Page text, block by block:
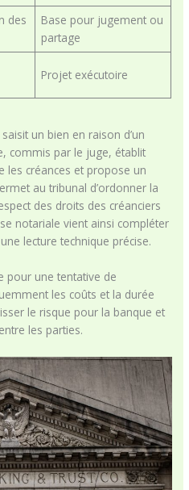
des
Base pour jugement ou
partage
Projet exécutoire
un bien en raison d’un
commis par le juge, établit
les créances et propose un
au tribunal d’ordonner la
des droits des créanciers
notariale vient ainsi compléter
lecture technique précise.
pour une tentative de
les coûts et la durée
le risque pour la banque et
les parties.